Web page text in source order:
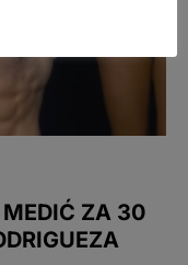
MEDIĆ ZA 30